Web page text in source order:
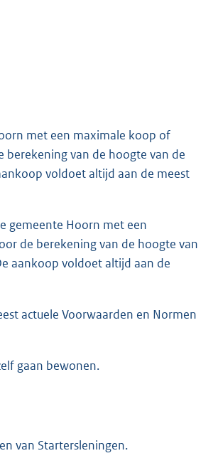
met een maximale koop of
van de hoogte van de
voldoet altijd aan de meest
gemeente Hoorn met een
de berekening van de hoogte van
aankoop voldoet altijd aan de
actuele Voorwaarden en Normen
gaan bewonen.
van Startersleningen.